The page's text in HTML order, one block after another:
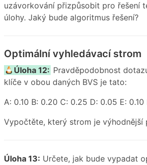
uzávorkování přizpůsobit pro řešení
úlohy. Jaký bude algoritmus řešení?
Optimální vyhledávací strom
Úloha 12: Pravděpodobnost
klíče v obou daných BVS je tato:
A: 0.10 B: 0.20 C: 0.25 D: 0.05 E:
Vypočtěte, který strom je výhodnější
Úloha 13: Určete, jak bude vypadat